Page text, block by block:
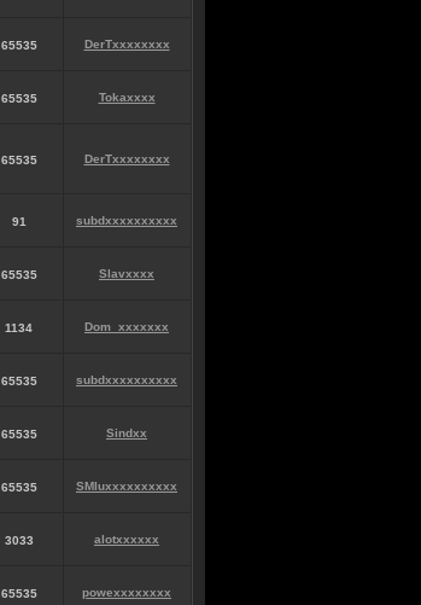
65535 DerTxxxxxxxx
65535 Tokaxxxx
65535 DerTxxxxxxxx
91 subdxxxxxxxxxx
65535 Slavxxxx
1134 Dom_xxxxxxx
65535 subdxxxxxxxxxx
65535 Sindxx
65535 SMluxxxxxxxxxx
3033 alotxxxxxx
65535 powexxxxxxxx